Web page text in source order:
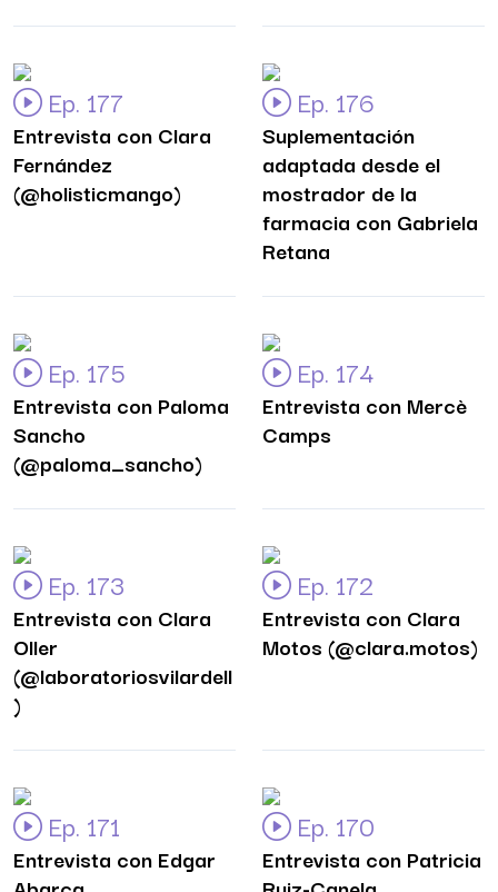
Ep. 177
Entrevista con Clara
Fernández
(@holisticmango)
Ep. 176
Suplementación
adaptada desde el
mostrador de la
farmacia con Gabriela
Retana
Ep. 175
Entrevista con Paloma
Sancho
(@paloma_sancho)
Ep. 174
Entrevista con Mercè
Camps
Ep. 173
Entrevista con Clara
Oller
(@laboratoriosvilardell
)
Ep. 172
Entrevista con Clara
Motos (@clara.motos)
Ep. 171
Entrevista con Edgar
Ep. 170
Entrevista con Patricia